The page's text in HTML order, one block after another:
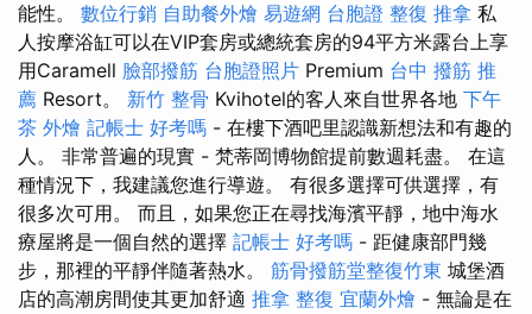
能性。 數位行銷 自助餐外燴 易遊網 台胞證 整復 推拿 私
人按摩浴缸可以在VIP套房或總統套房的94平方米露台上享
用Caramell 臉部撥筋 台胞證照片 Premium 台中 撥筋 推
薦 Resort。 新竹 整骨 Kvihotel的客人來自世界各地 下午
茶 外燴 記帳士 好考嗎 - 在樓下酒吧里認識新想法和有趣的
人。 非常普遍的現實 - 梵蒂岡博物館提前數週耗盡。 在這
種情況下，我建議您進行導遊。 有很多選擇可供選擇，有
很多次可用。 而且，如果您正在尋找海濱平靜，地中海水
療屋將是一個自然的選擇 記帳士 好考嗎 - 距健康部門幾
步，那裡的平靜伴隨著熱水。 筋骨撥筋堂整復竹東 城堡酒
店的高潮房間使其更加舒適 推拿 整復 宜蘭外燴 - 無論是在